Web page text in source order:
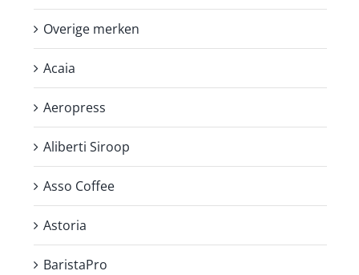
Overige merken
Acaia
Aeropress
Aliberti Siroop
Asso Coffee
Astoria
BaristaPro